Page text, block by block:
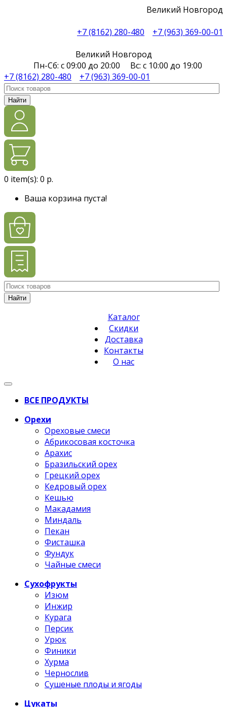
Великий Новгород
+7 (8162) 280-480
+7 (963) 369-00-01
Великий Новгород
Пн-Сб: с 09:00 до 20:00 Вс: с 10:00 до 19:00
+7 (8162) 280-480
+7 (963) 369-00-01
Найти
0 item(s): 0 р.
Ваша корзина пуста!
Найти
Каталог
Скидки
Доставка
Контакты
О нас
ВСЕ ПРОДУКТЫ
Орехи
Ореховые смеси
Абрикосовая косточка
Арахис
Бразильский орех
Грецкий орех
Кедровый орех
Кешью
Макадамия
Миндаль
Пекан
Фисташка
Фундук
Чайные смеси
Сухофрукты
Изюм
Инжир
Курага
Персик
Урюк
Финики
Хурма
Чернослив
Сушеные плоды и ягоды
Цукаты